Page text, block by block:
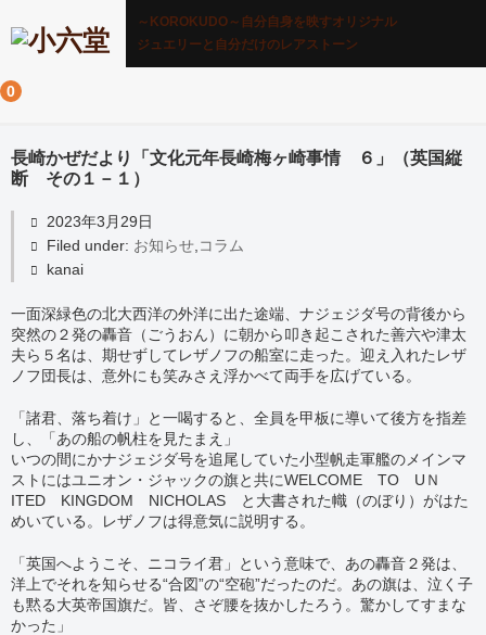
～KOROKUDO～自分自身を映すオリジナル
ジュエリーと自分だけのレアストーン
0
長崎かぜだより「文化元年長崎梅ヶ崎事情 ６」（英国縦
断 その１－１）
2023年3月29日
Filed under: お知らせ, コラム
kanai
一面深緑色の北大西洋の外洋に出た途端、ナジェジダ号の背後から
突然の２発の轟音（ごうおん）に朝から叩き起こされた善六や津太
夫ら５名は、期せずしてレザノフの船室に走った。迎え入れたレザ
ノフ団長は、意外にも笑みさえ浮かべて両手を広げている。
「諸君、落ち着け」と一喝すると、全員を甲板に導いて後方を指差
し、「あの船の帆柱を見たまえ」
いつの間にかナジェジダ号を追尾していた小型帆走軍艦のメインマ
ストにはユニオン・ジャックの旗と共にWELCOME TO UＮ
ITED KINGDOM NICHOLAS と大書された幟（のぼり）がはた
めいている。レザノフは得意気に説明する。
「英国へようこそ、ニコライ君」という意味で、あの轟音２発は、
洋上でそれを知らせる“合図”の“空砲”だったのだ。あの旗は、泣く子
も黙る大英帝国旗だ。皆、さぞ腰を抜かしたろう。驚かしてすまな
かった」